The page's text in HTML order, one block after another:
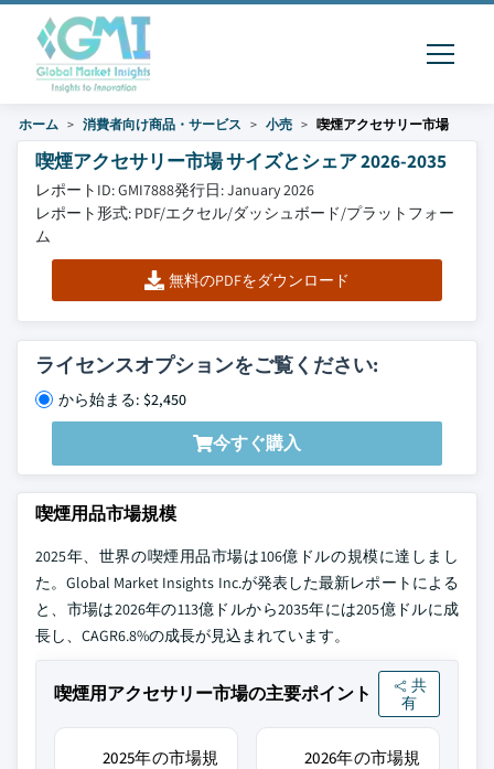
ホーム 消費者向け商品・サービス 小売 喫煙アクセサリー市場
喫煙アクセサリー市場 サイズとシェア 2026-2035
レポートID: GMI7888発行日: January 2026
レポート形式: PDF/エクセル/ダッシュボード/プラットフォー
ム
無料のPDFをダウンロード
ライセンスオプションをご覧ください:
から始まる: $2,450
今すぐ購入
喫煙用品市場規模
2025年、世界の喫煙用品市場は106億ドルの規模に達しまし
た。Global Market Insights Inc.が発表した最新レポートによる
と、市場は2026年の113億ドルから2035年には205億ドルに成
長し、CAGR6.8%の成長が見込まれています。
喫煙用アクセサリー市場の主要ポイント
共
有
2025年の市場規
2026年の市場規